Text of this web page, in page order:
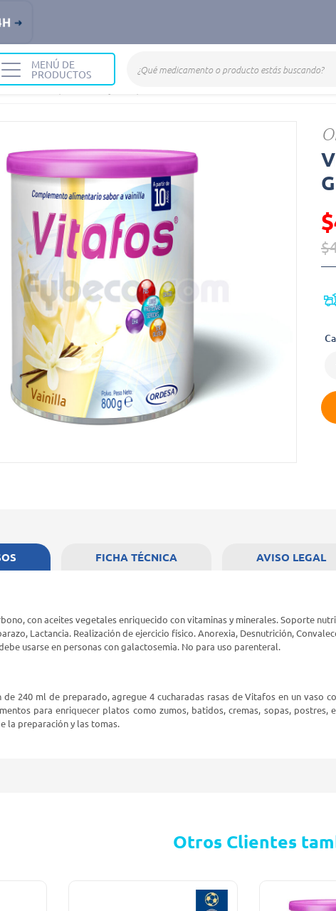
MENÚ DE
PRODUCTOS
Suplementos y Complementos
con aceites vegetales enriquecido con vitaminas y minerales. Soporte
Lactancia. Realización de ejercicio físico. Anorexia, Desnutrición,
usarse en personas con galactosemia. No para uso parenteral.
de 240 ml de preparado, agregue 4 cucharadas rasas de Vitafos en un
para enriquecer platos como zumos, batidos, cremas, sopas,
la preparación y las tomas.
FICHA TÉCNICA AVISO LEGAL
Otros Clientes